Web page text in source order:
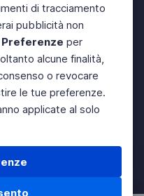
di tracciamento
pubblicità non
Preferenze per
alcune finalità,
o revocare
le tue preferenze.
applicate al solo